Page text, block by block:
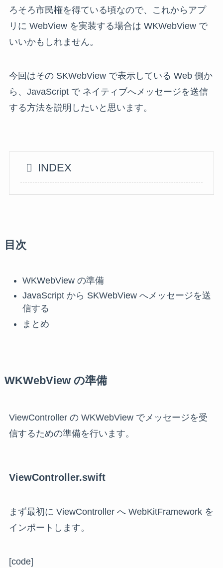
ろそろ市民権を得ている頃なので、これからアプ
リに WebView を実装する場合は WKWebView で
いいかもしれません。
今回はその SKWebView で表示している Web 側か
ら、JavaScript で ネイティブへメッセージを送信
する方法を説明したいと思います。
INDEX
目次
WKWebView の準備
JavaScript から SKWebView へメッセージを送
信する
まとめ
WKWebView の準備
ViewController の WKWebView でメッセージを受
信するための準備を行います。
ViewController.swift
まず最初に ViewController へ WebKitFramework を
インポートします。
[code]